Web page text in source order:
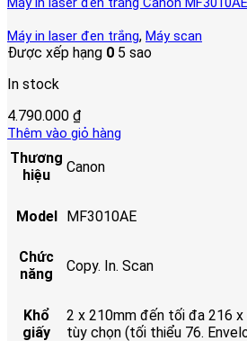
Máy in laser đen trắng, Máy scan
Được xếp hạng 0 5 sao
In stock
4.790.000 ₫
Thêm vào giỏ hàng
Thương
hiệu
Canon
Model MF3010AE
Chức
năng
Copy. In. Scan
Khổ
giấy
2 x 210mm đến tối đa 216 x
tùy chọn (tối thiểu 76.